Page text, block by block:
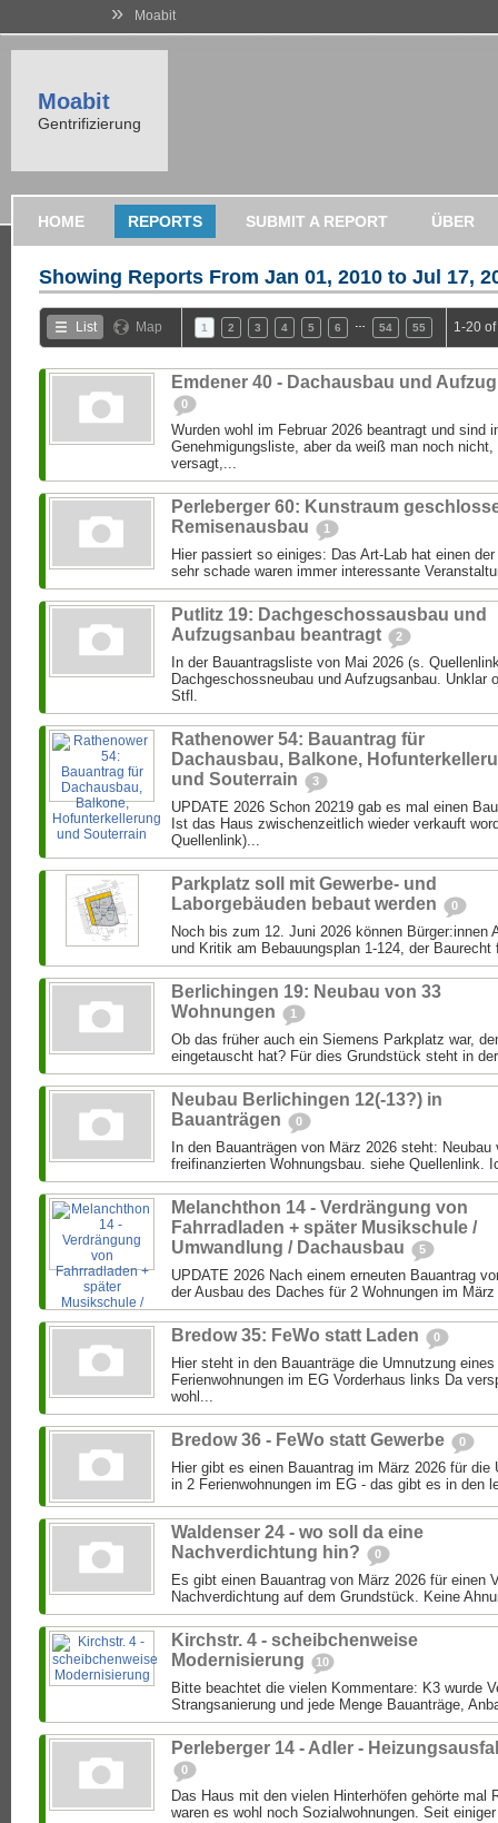
» Moabit
Moabit
Gentrifizierung
HOME REPORTS SUBMIT A REPORT ÜBER
Showing Reports From Jan 01, 2010 to Jul 17,
List Map 1 2 3 4 5 6 54 55 1-20
Emdener 40 - Dachausbau und Aufzug
0
Wurden wohl im Februar 2026 beantragt und sind
Genehmigungsliste, aber da weiß man noch nicht,
versagt,...
Perleberger 60: Kunstraum
Remisenausbau
1
Hier passiert so einiges: Das Art-Lab hat einen
sehr schade waren immer interessante
Putlitz 19: Dachgeschossausbau und
Aufzugsanbau beantragt
2
In der Bauantragsliste von Mai 2026 (s.
Dachgeschossneubau und Aufzugsanbau. Unklar
Stfl.
Rathenower 54: Bauantrag für
Dachausbau, Balkone,
und Souterrain
3
UPDATE 2026 Schon 20219 gab es mal einen
Ist das Haus zwischenzeitlich wieder verkauft
Quellenlink)...
Parkplatz soll mit Gewerbe- und
Laborgebäuden bebaut werden
0
Noch bis zum 12. Juni 2026 können Bürger:innen
und Kritik am Bebauungsplan 1-124, der Baurecht
Berlichingen 19: Neubau von 33
Wohnungen
1
Ob das früher auch ein Siemens Parkplatz war,
eingetauscht hat? Für dies Grundstück steht in
Neubau Berlichingen 12(-13?) in
Bauanträgen
0
In den Bauanträgen von März 2026 steht: Neubau
freifinanzierten Wohnungsbau. siehe Quellenlink.
Melanchthon 14 - Verdrängung von
Fahrradladen + später Musikschule /
Umwandlung / Dachausbau
5
UPDATE 2026 Nach einem erneuten Bauantrag
der Ausbau des Daches für 2 Wohnungen im
Bredow 35: FeWo statt Laden 0
Hier steht in den Bauanträge die Umnutzung
Ferienwohnungen im EG Vorderhaus links Da
wohl...
Bredow 36 - FeWo statt Gewerbe 0
Hier gibt es einen Bauantrag im März 2026 für die
in 2 Ferienwohnungen im EG - das gibt es in den
Waldenser 24 - wo soll da eine
Nachverdichtung hin?
0
Es gibt einen Bauantrag von März 2026 für einen
Nachverdichtung auf dem Grundstück. Keine
Kirchstr. 4 - scheibchenweise
Modernisierung
10
Bitte beachtet die vielen Kommentare: K3 wurde
Strangsanierung und jede Menge Bauanträge,
Perleberger 14 - Adler -
0
Das Haus mit den vielen Hinterhöfen gehörte mal
waren es wohl noch Sozialwohnungen. Seit